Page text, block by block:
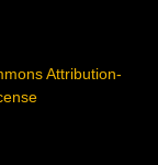
Attribution-